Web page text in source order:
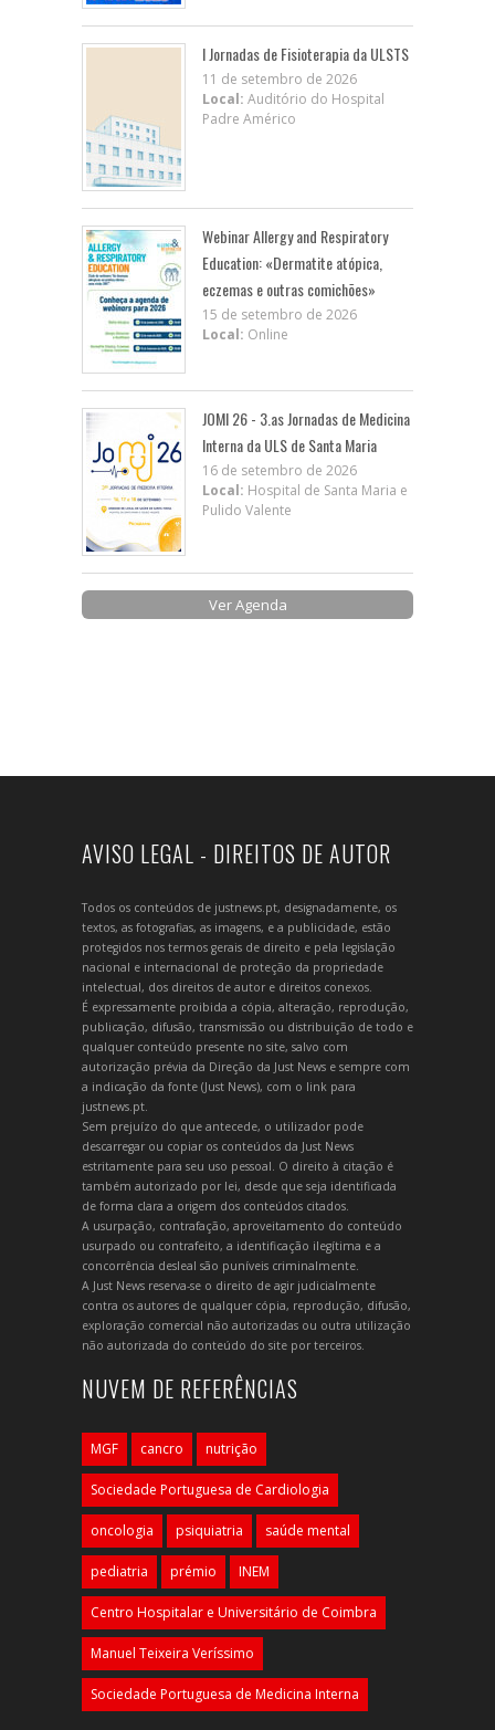
I Jornadas de Fisioterapia da ULSTS
11 de setembro de 2026
Local: Auditório do Hospital
Padre Américo
Webinar Allergy and Respiratory
Education: «Dermatite atópica,
eczemas e outras comichões»
15 de setembro de 2026
Local: Online
JOMI 26 - 3.as Jornadas de Medicina
Interna da ULS de Santa Maria
16 de setembro de 2026
Local: Hospital de Santa Maria e
Pulido Valente
Ver Agenda
AVISO LEGAL - DIREITOS DE AUTOR
Todos os conteúdos de justnews.pt, designadamente, os
textos, as fotografias, as imagens, e a publicidade, estão
protegidos nos termos gerais de direito e pela legislação
nacional e internacional de proteção da propriedade
intelectual, dos direitos de autor e direitos conexos.
É expressamente proibida a cópia, alteração, reprodução,
publicação, difusão, transmissão ou distribuição de todo e
qualquer conteúdo presente no site, salvo com
autorização prévia da Direção da Just News e sempre com
a indicação da fonte (Just News), com o link para
justnews.pt.
Sem prejuízo do que antecede, o utilizador pode
descarregar ou copiar os conteúdos da Just News
estritamente para seu uso pessoal. O direito à citação é
também autorizado por lei, desde que seja identificada
de forma clara a origem dos conteúdos citados.
A usurpação, contrafação, aproveitamento do conteúdo
usurpado ou contrafeito, a identificação ilegítima e a
concorrência desleal são puníveis criminalmente.
A Just News reserva-se o direito de agir judicialmente
contra os autores de qualquer cópia, reprodução, difusão,
exploração comercial não autorizadas ou outra utilização
não autorizada do conteúdo do site por terceiros.
NUVEM DE REFERÊNCIAS
MGF cancro nutrição
Sociedade Portuguesa de Cardiologia
oncologia psiquiatria saúde mental
pediatria prémio INEM
Centro Hospitalar e Universitário de Coimbra
Manuel Teixeira Veríssimo
Sociedade Portuguesa de Medicina Interna